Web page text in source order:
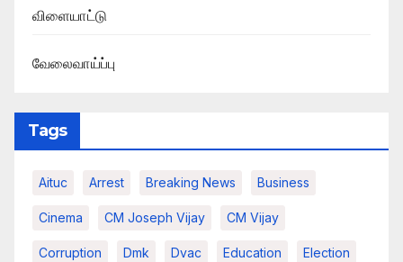
விளையாட்டு
வேலைவாய்ப்பு
Tags
Aituc Arrest Breaking News​ Business
Cinema CM Joseph Vijay CM Vijay
Corruption Dmk Dvac Education Election